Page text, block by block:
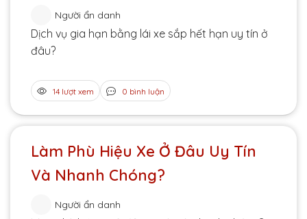
Người ẩn danh
Dịch vụ gia hạn bằng lái xe sắp hết hạn uy tín ở
đâu?
14 lượt xem 0 bình luận
Làm Phù Hiệu Xe Ở Đâu Uy Tín
Và Nhanh Chóng?
Người ẩn danh